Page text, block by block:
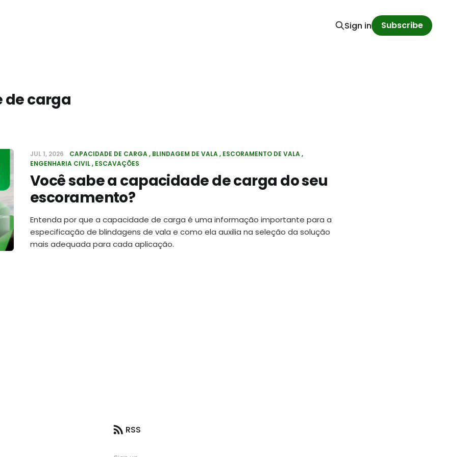
Sign in Subscribe
de carga
JUL 1, 2026 CAPACIDADE DE CARGA BLINDAGEM DE VALA ESCORAMENTO DE VALA
ENGENHARIA CIVIL ESCAVAÇÕES
Você sabe a capacidade de carga do seu
escoramento?
Entenda por que a capacidade de carga é uma informação importante para a
especificação de blindagens de vala e como ela auxilia na seleção da solução
mais adequada para cada aplicação.
RSS